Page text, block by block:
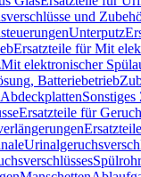
und
Unterputz
Ersatzteile für Mit
Mit elektronischer
Batteriebetrieb
Abdeckplatten
Ersatzteile für